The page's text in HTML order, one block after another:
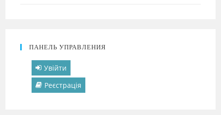
ПАНЕЛЬ УПРАВЛЕНИЯ
Увійти
Реєстрація